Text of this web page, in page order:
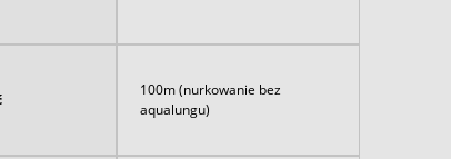
100m (nurkowanie bez
aqualungu)